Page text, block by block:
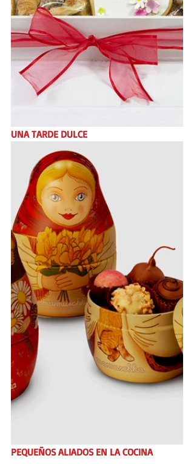
UNA TARDE DULCE
PEQUEÑOS ALIADOS EN LA COCINA